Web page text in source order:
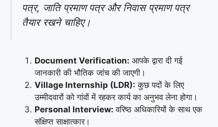
पत्र, जाति प्रमाण पत्र और निवास प्रमाण पत्र
तैयार रखने चाहिए।
Document Verification: आपके द्वारा दी गई
जानकारी की भौतिक जांच की जाएगी।
Village Internship (LDR): कुछ पदों के लिए
उम्मीदवारों को गांवों में रहकर कार्य का अनुभव लेना होगा।
Personal Interview: वरिष्ठ अधिकारियों के साथ एक
संक्षिप्त साक्षात्कार।